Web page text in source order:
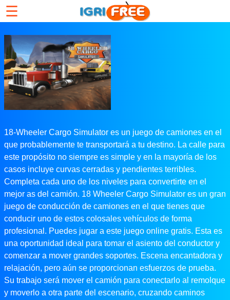
☰
18-Wheeler Cargo Simulator es un juego de camiones en el
que probablemente te transportará a tu destino. La calle para
este propósito no siempre es simple y en la mayoría de los
casos incluye curvas cerradas y pendientes terribles.
Completa cada uno de los niveles para convertirte en el
mejor as del camión. 18 Wheeler Cargo Simulator es un gran
juego de conducción de camiones en el que tienes que
conducir uno de estos colosales vehículos de forma
profesional. Puedes jugar a este juego online gratis. Esta es
una oportunidad ideal para tomar el asiento del conductor y
comenzar a mover grandes soportes. Escena encantadora y
relajación, pero aún se proporcionan esfuerzos de prueba.
Su trabajo será mover el camión para conectarlo al remolque
y moverlo a otra parte del escenario, cruzando caminos